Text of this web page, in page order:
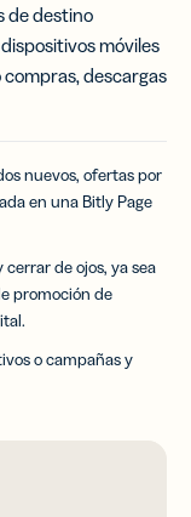
de destino
móviles
descargas
nuevos, ofertas por
en una Bitly Page
de ojos, ya sea
promoción de
o campañas y